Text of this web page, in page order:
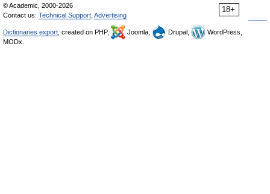
18+
© Academic, 2000-2026
Contact us: Technical Support Advertising
Dictionaries export , created on PHP, Joomla, Drupal,
WordPress,
MODx.